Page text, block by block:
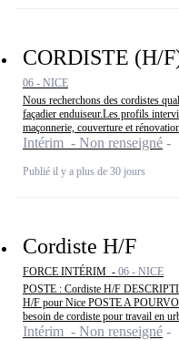
CORDISTE (H/
06 - NICE
Nous recherchons des cordistes
façadier enduiseur.Les profils
maçonnerie, couverture et
Intérim - Non renseigné
Publié il y a plus de 30 jours
Cordiste H/F
FORCE INTÉRIM - 06 - NICE
POSTE : Cordiste H/F
H/F pour Nice POSTE A
besoin de cordiste pour travail en
Intérim - Non renseigné